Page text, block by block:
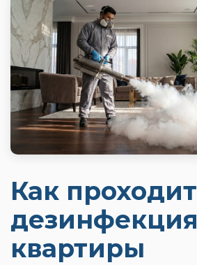
Как проходит
дезинфекция
квартиры